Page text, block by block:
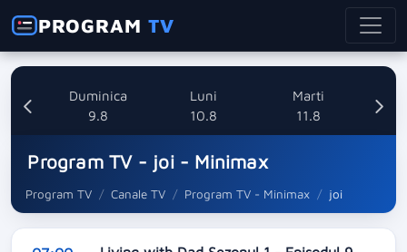
PROGRAMTV
Duminica
9.8
Luni
10.8
Marti
11.8
Program TV - joi - Minimax
Program TV Canale TV Program TV - Minimax joi